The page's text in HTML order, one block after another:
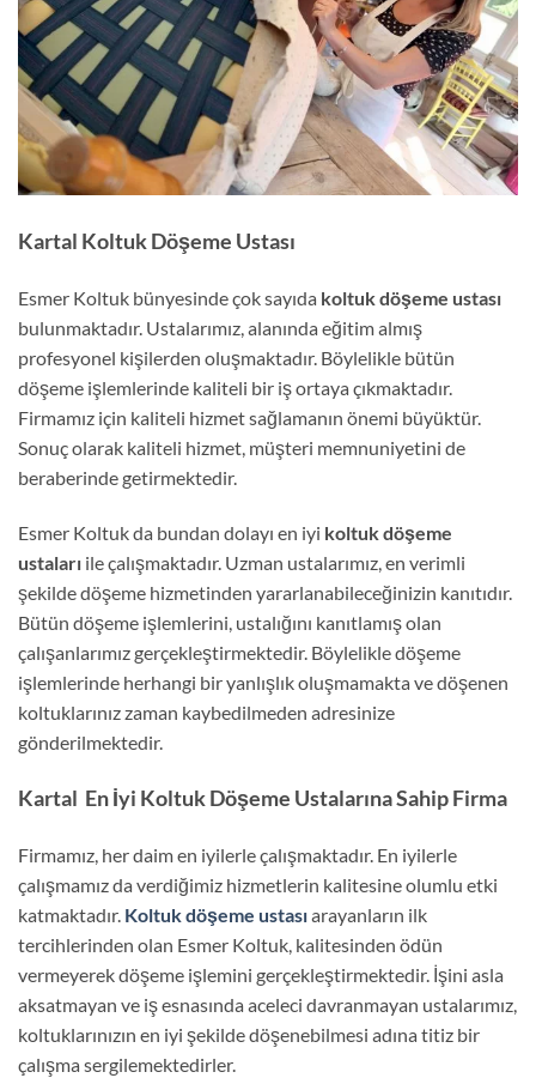
Kartal Koltuk Döşeme Ustası
Esmer Koltuk bünyesinde çok sayıda koltuk döşeme ustası
bulunmaktadır. Ustalarımız, alanında eğitim almış
profesyonel kişilerden oluşmaktadır. Böylelikle bütün
döşeme işlemlerinde kaliteli bir iş ortaya çıkmaktadır.
Firmamız için kaliteli hizmet sağlamanın önemi büyüktür.
Sonuç olarak kaliteli hizmet, müşteri memnuniyetini de
beraberinde getirmektedir.
Esmer Koltuk da bundan dolayı en iyi koltuk döşeme
ustaları ile çalışmaktadır. Uzman ustalarımız, en verimli
şekilde döşeme hizmetinden yararlanabileceğinizin kanıtıdır.
Bütün döşeme işlemlerini, ustalığını kanıtlamış olan
çalışanlarımız gerçekleştirmektedir. Böylelikle döşeme
işlemlerinde herhangi bir yanlışlık oluşmamakta ve döşenen
koltuklarınız zaman kaybedilmeden adresinize
gönderilmektedir.
Kartal En İyi Koltuk Döşeme Ustalarına Sahip Firma
Firmamız, her daim en iyilerle çalışmaktadır. En iyilerle
çalışmamız da verdiğimiz hizmetlerin kalitesine olumlu etki
katmaktadır. Koltuk döşeme ustasıarayanların ilk
tercihlerinden olan Esmer Koltuk, kalitesinden ödün
vermeyerek döşeme işlemini gerçekleştirmektedir. İşini asla
aksatmayan ve iş esnasında aceleci davranmayan ustalarımız,
koltuklarınızın en iyi şekilde döşenebilmesi adına titiz bir
çalışma sergilemektedirler.